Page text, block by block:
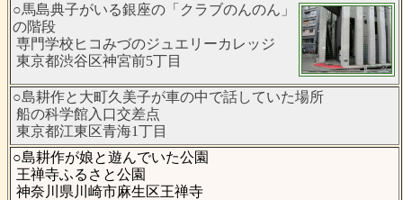
○馬島典子がいる銀座の「クラブのんのん」
の階段
専門学校ヒコみづのジュエリーカレッジ
東京都渋谷区神宮前5丁目
○島耕作と大町久美子が車の中で話していた場所
船の科学館入口交差点
東京都江東区青海1丁目
○島耕作が娘と遊んでいた公園
王禅寺ふるさと公園
神奈川県川崎市麻生区王禅寺